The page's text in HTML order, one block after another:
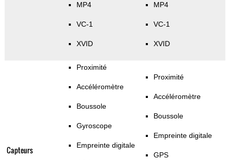
MP4
VC-1
XVID
MP4
VC-1
XVID
Capteurs
Proximité
Accéléromètre
Boussole
Gyroscope
Empreinte digitale
Proximité
Accéléromètre
Boussole
Empreinte digitale
GPS